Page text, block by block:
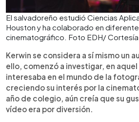
El salvadoreño estudió Ciencias
Houston y ha colaborado en
cinematográfico. Foto EDH/ Cortesía
Kerwin se considera a sí mismo un
ello, comenzó a investigar, en
interesaba en el mundo de la
creciendo su interés por la
año de colegio, aún creía que su
vídeo era por diversión.